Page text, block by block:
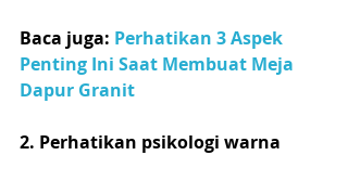
Baca juga: Perhatikan 3 Aspek
Penting Ini Saat Membuat Meja
Dapur Granit
2. Perhatikan psikologi warna